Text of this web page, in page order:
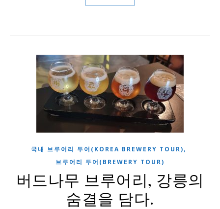
국내 브루어리 투어(KOREA BREWERY TOUR),
브루어리 투어(BREWERY TOUR)
버드나무 브루어리, 강릉의
숨결을 담다.